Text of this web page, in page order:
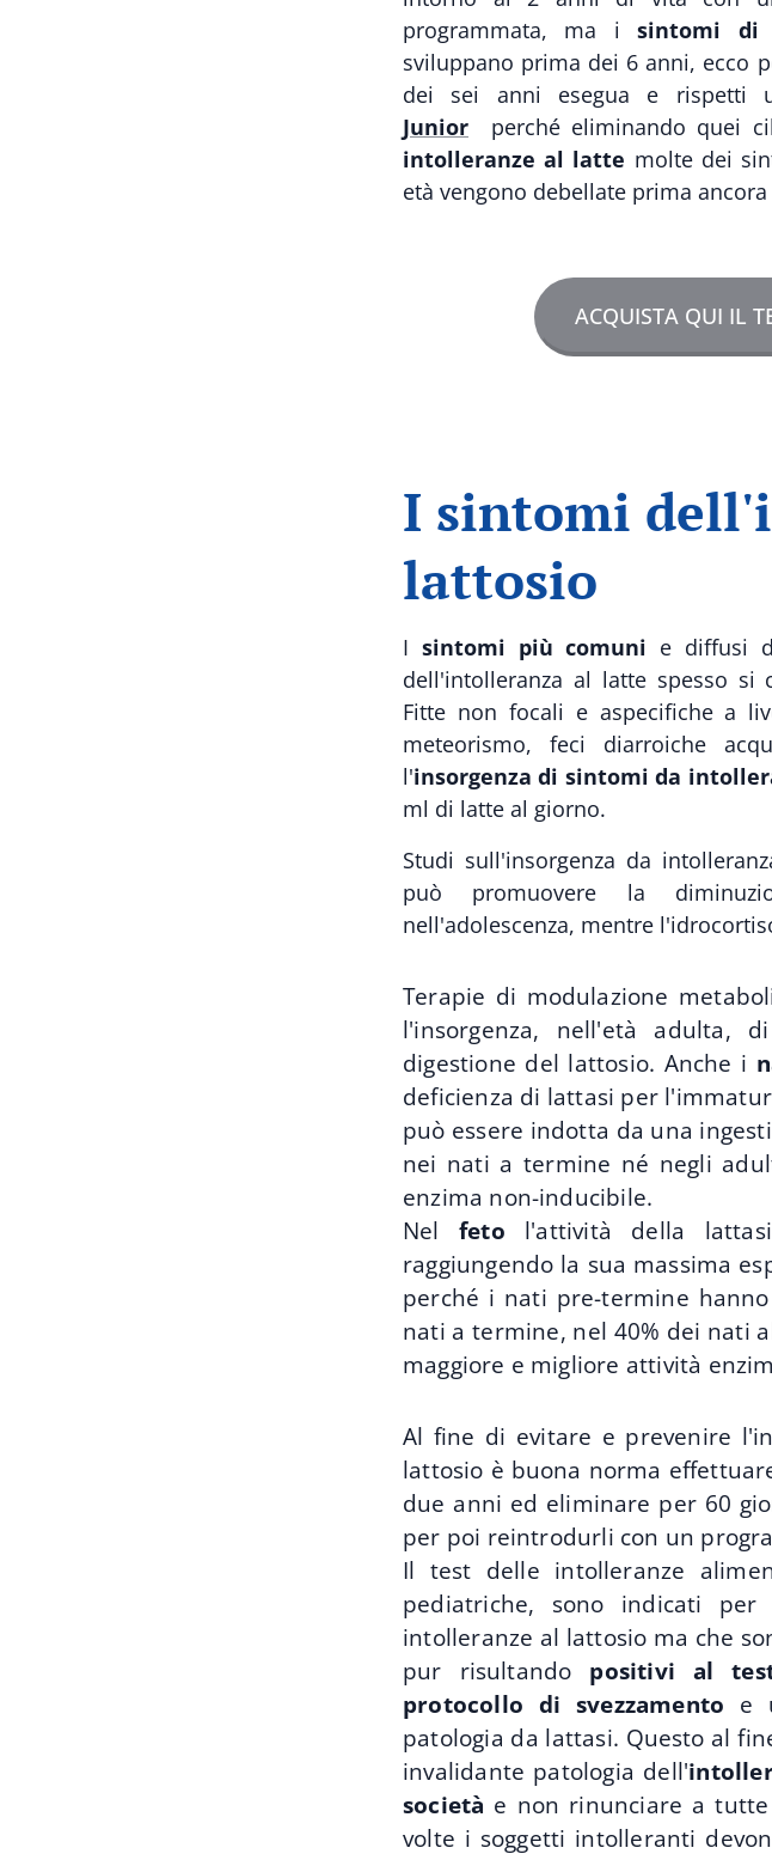
programmata, ma isintomi di
sviluppano prima dei 6 anni, ecco
dei sei anni esegua e
Junior perché eliminando quei
intolleranze al latte molte dei
età vengono debellate prima
ACQUISTA QUI IL
I sintomi
lattosio
I sintomi più comuni e diffusi
dell'intolleranza al latte spesso si
Fitte non focali e aspecifiche a
meteorismo, feci diarroiche
l'insorgenza di sintomi da
ml di latte al giorno.
Studi sull'insorgenza da
può promuovere la
nell'adolescenza, mentre
Terapie di modulazione
l'insorgenza, nell'età adulta,
digestione del lattosio. Anche i
deficienza di lattasi per
può essere indotta da una
nei nati a termine né negli
enzima non-inducibile.
Nel feto l'attività della
raggiungendo la sua massima
perché i nati pre-termine
nati a termine, nel 40% dei nati
maggiore e migliore attività
Al fine di evitare e prevenire
lattosio è buona norma
due anni ed eliminare per 60
per poi reintrodurli con un
Il test delle intolleranze
pediatriche, sono indicati
intolleranze al lattosio ma che
pur risultando positivi al
protocollo di svezzamento e
patologia da lattasi. Questo al
invalidante patologia dell'
società e non rinunciare a
volte i soggetti intolleranti